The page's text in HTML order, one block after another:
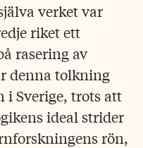
verket var
riket ett
rasering av
denna tolkning
Sverige, trots att
ideal strider
rön,